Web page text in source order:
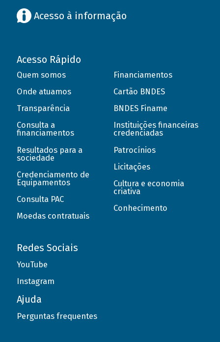
Acesso à informação
Acesso Rápido
Quem somos
Onde atuamos
Transparência
Consulta a
financiamentos
Resultados para a
sociedade
Credenciamento de
Equipamentos
Consulta PAC
Moedas contratuais
Financiamentos
Cartão BNDES
BNDES Finame
Instituições financeiras
credenciadas
Patrocínios
Licitações
Cultura e economia
criativa
Conhecimento
Redes Sociais
YouTube
Instagram
Ajuda
Perguntas frequentes